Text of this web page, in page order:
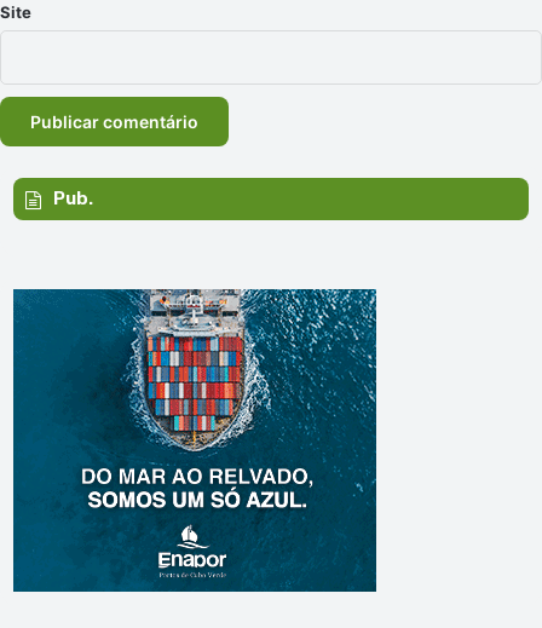
Site
Pub.